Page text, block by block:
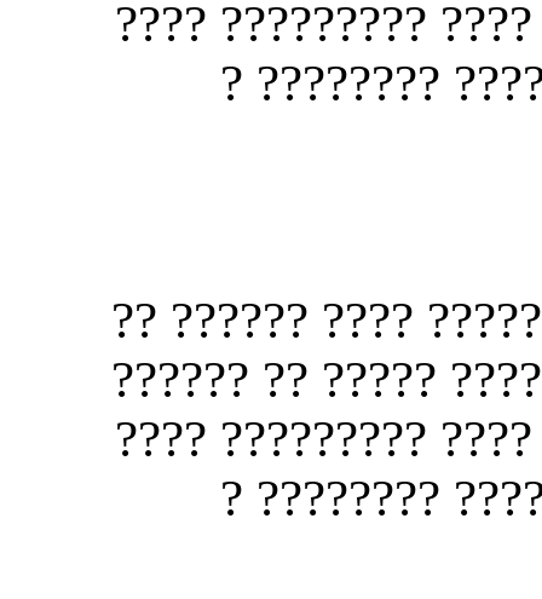
?????? ????
????? ???????
?? ???? ???????
??? ????? ????
?????? ????
????? ???????